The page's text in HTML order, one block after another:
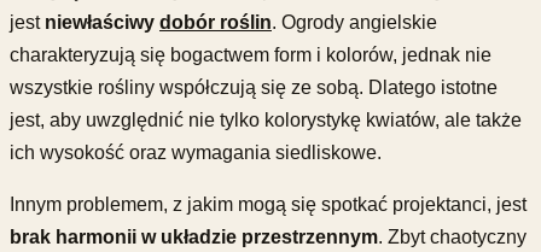
jest niewłaściwy dobór roślin. Ogrody angielskie
charakteryzują się bogactwem form i kolorów, jednak nie
wszystkie rośliny współczują się ze sobą. Dlatego istotne
jest, aby uwzględnić nie tylko kolorystykę kwiatów, ale także
ich wysokość oraz wymagania siedliskowe.
Innym problemem, z jakim mogą się spotkać projektanci, jest
brak harmonii w układzie przestrzennym. Zbyt chaotyczny